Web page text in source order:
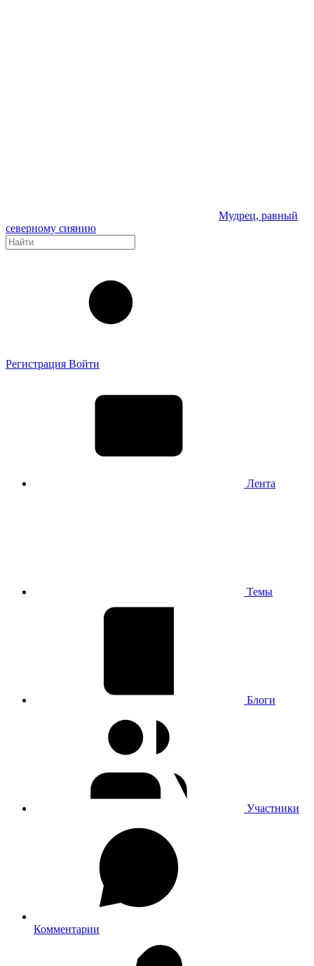
Мудрец, равный
северному сиянию
Регистрация Войти
Лента
Темы
Блоги
Участники
Комментарии